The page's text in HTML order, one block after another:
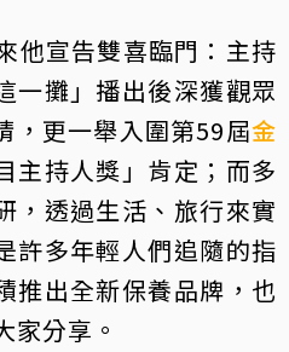
他宣告雙喜臨門：主持
一攤」播出後深獲觀眾
，更一舉入圍第59屆金
主持人獎」肯定；而多
，透過生活、旅行來實
許多年輕人們追隨的指
推出全新保養品牌，也
家分享。